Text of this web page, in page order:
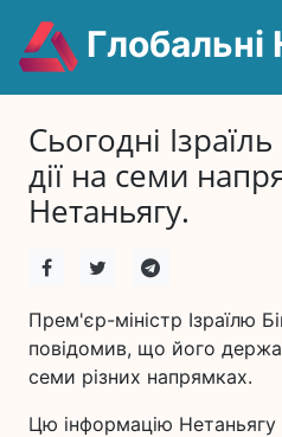
Глобальні
Сьогодні
дії на семи
Нетаньягу.
Прем'єр-міністр Ізраїлю
повідомив, що його
семи різних напрямках.
Цю інформацію